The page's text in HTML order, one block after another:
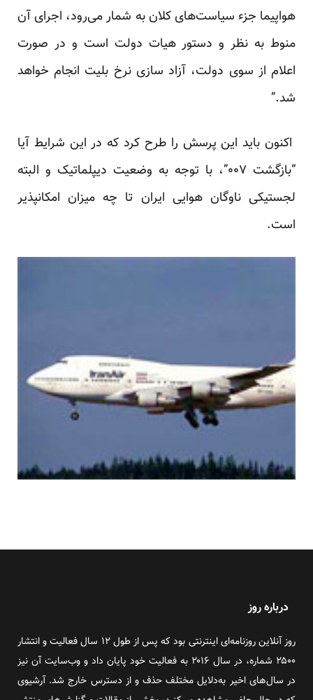
هواپیما جزء سیاست‌های کلان به شمار می‌رود، اجرای آن
منوط به نظر و دستور هیات دولت است و در صورت
اعلام از سوی دولت، آزاد سازی نرخ بلیت انجام خواهد
شد.”
اکنون باید این پرسش را طرح کرد که در این شرایط آیا
“بازگشت ۰۰۷”، با توجه به وضعیت دیپلماتیک و البته
لجستیکی ناوگان هوایی ایران تا چه میزان امکانپذیر
است.
درباره روز
روز آنلاین روزنامه‌ای اینترنتی بود که پس از طول ۱۲ سال فعالیت و انتشار
۲۵۰۰ شماره، در سال ۲۰۱۶ به فعالیت خود پایان داد و وب‌سایت آن نیز
در سال‌های اخیر به‌دلایل مختلف حذف و از دسترس خارج شد. آرشیوی